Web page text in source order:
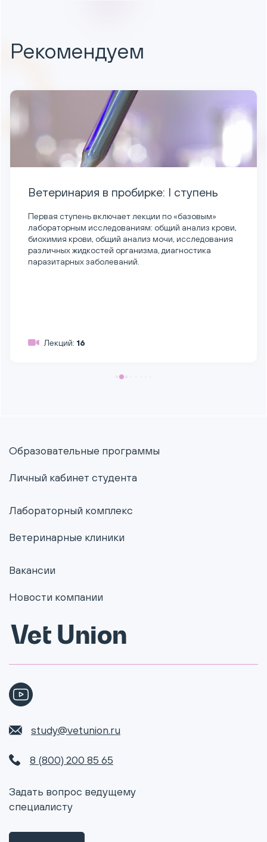
Рекомендуем
Ветеринария в пробирке: I ступень
Первая ступень включает лекции по «базовым»
лабораторным исследованиям: общий анализ крови,
биохимия крови, общий анализ мочи, исследования
различных жидкостей организма, диагностика
паразитарных заболеваний.
Лекций: 16
Образовательные программы
Личный кабинет студента
Лабораторный комплекс
Ветеринарные клиники
Вакансии
Новости компании
study@vetunion.ru
8 (800) 200 85 65
Задать вопрос ведущему
специалисту